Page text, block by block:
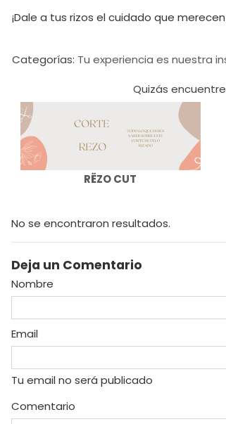
¡Dale a tus rizos el cuidado que
Categorías: Tu experiencia es nuestra
Quizás
RËZO CUT
No se encontraron resultados.
Deja un Comentario
Nombre
Email
Tu email no será publicado
Comentario